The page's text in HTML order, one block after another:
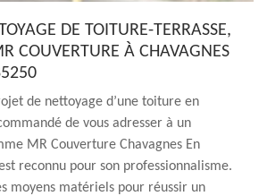
DE TOITURE-TERRASSE,
COUVERTURE À CHAVAGNES
de nettoyage d’une toiture en
de vous adresser à un
MR Couverture Chavagnes En
reconnu pour son professionnalisme.
moyens matériels pour réussir un